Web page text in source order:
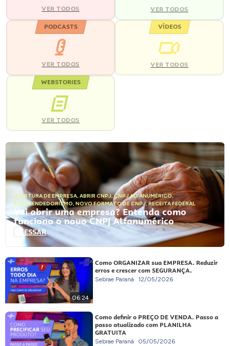
VER TODOS VER TODOS
PODCASTS
VER TODOS
VÍDEOS
VER TODOS
WEBSTORIES
VER TODOS
ABERTURA DE EMPRESA, ABRIR CNPJ,CNPJ ALFANUMÉRICO,
EMPREENDEDORISMO, NOVO FORMATO DE CNPJ,RECEITA FEDERAL
Vai abrir uma empresa? Entenda como
funciona o novo CNPJ Alfanumérico
ACESSAR
06:24
Como ORGANIZAR sua EMPRESA. Reduzir
erros e crescer com SEGURANÇA.
Sebrae Paraná 12/05/2026
Como definir o PREÇO DE VENDA. Passo a
passo atualizado com PLANILHA
GRATUITA
Sebrae Paraná 05/05/2026